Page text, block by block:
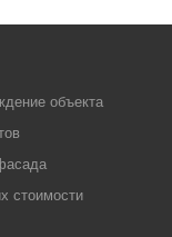
объекта
стоимости